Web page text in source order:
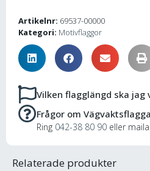
Artikelnr: 69537-00000
Kategori: Motivflaggor
Vilken flagglängd ska jag
Frågor om
Ring 042-38 80 90 eller maila
Relaterade produkter